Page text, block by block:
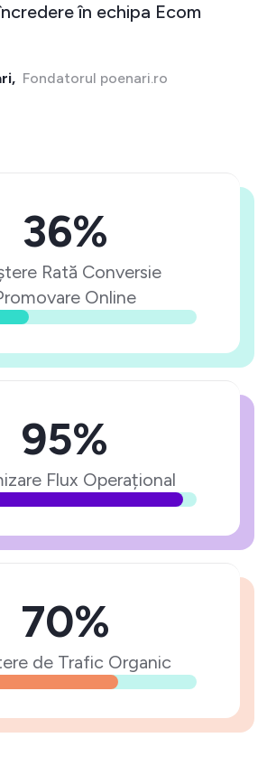
în echipa Ecom
Fondatorul poenari.ro
36%
Rată Conversie
Online
95%
Flux Operațional
70%
de Trafic Organic